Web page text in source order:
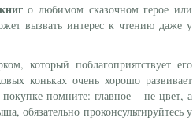
о любимом сказочном герое или
вызвать интерес к чтению даже у
который поблагоприятствует его
коньках очень хорошо развивает
помните: главное – не цвет, а
обязательно проконсультируйтесь у